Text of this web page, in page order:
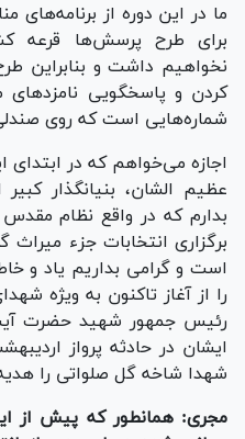
ما در این دوره از برنامه‌های
برای طرح پرسش‌ها قرعه
نخواهیم داشت و
کردن و پاسخگویی
شماره‌هایی است که روی
اجازه می‌خواهم که در ابتدای
عظیم الشان، بنیانگذار
بدارم که در واقع نظام
برگزاری انتخابات جزء میراث
است و گرامی بداریم یاد و
را از آغاز تاکنون به ویژه
رئیس جمهور شهید حضرت
ایشان در حادثه پرواز
شهدا شاخه گل صلواتی را
مجری: همانطور که پیش از